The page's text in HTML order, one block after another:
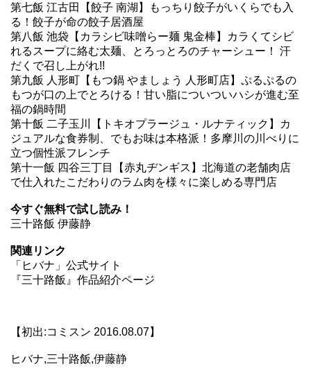
第七飯 江古田【餃子 南湖】もっちり餃子がいくらでも入
る！餃子が命の餃子居酒屋
第八飯 池袋【カラシビ味噌らー麺 鬼金棒】カラくてシビ
れるスープに絡む太麺、とろっとろのチャーシュー！ 汗
だくで召し上がれ!!
第九飯 人形町【もつ鍋 やましょう 人形町店】ぷるぷるの
もつが口の上でとろける！甘い脂についついハシが進む至
福の鍋時間
第十飯 二子玉川【トキオプラージュ・ルナティック】カ
ジュアルな食券制、でもお味は本格派！多摩川の川べりに
立つ個性派フレンチ
第十一飯 四谷三丁目【赤丸ヂンギス】北海道の老舗肉店
で仕入れたこだわりのラム肉を様々に楽しめる専門店
今すぐ無料で試し読み！
三十路飯 伊藤静
関連リンク
「ヒバナ」公式サイト
『三十路飯』作品紹介ページ
【初出:コミスン 2016.08.07】
ヒバナ,三十路飯,伊藤静